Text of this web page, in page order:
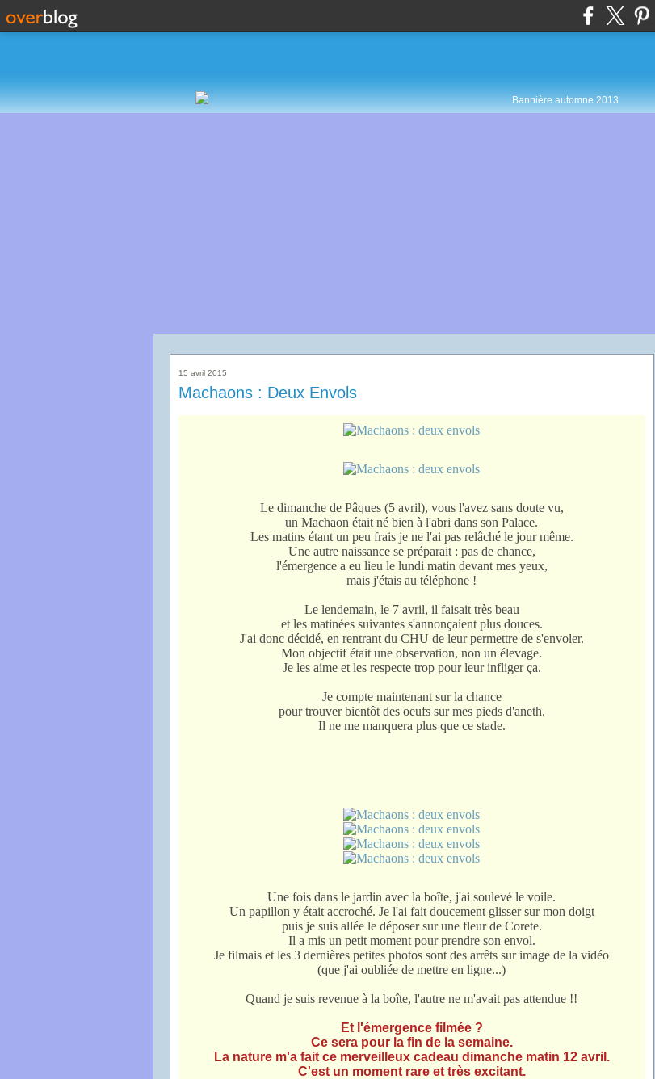
15 avril 2015
Machaons : Deux Envols
Le dimanche de Pâques (5 avril), vous l'avez sans doute vu,
un Machaon était né bien à l'abri dans son Palace.
Les matins étant un peu frais je ne l'ai pas relâché le jour même.
Une autre naissance se préparait : pas de chance,
l'émergence a eu lieu le lundi matin devant mes yeux,
mais j'étais au téléphone !
Le lendemain, le 7 avril, il faisait très beau
et les matinées suivantes s'annonçaient plus douces.
J'ai donc décidé, en rentrant du CHU de leur permettre de s'envoler.
Mon objectif était une observation, non un élevage.
Je les aime et les respecte trop pour leur infliger ça.
Je compte maintenant sur la chance
pour trouver bientôt des oeufs sur mes pieds d'aneth.
Il ne me manquera plus que ce stade.
Une fois dans le jardin avec la boîte, j'ai soulevé le voile.
Un papillon y était accroché. Je l'ai fait doucement glisser sur mon doigt
puis je suis allée le déposer sur une fleur de Corete.
Il a mis un petit moment pour prendre son envol.
Je filmais et les 3 dernières petites photos sont des arrêts sur image de la vidéo
(que j'ai oubliée de mettre en ligne...)
Quand je suis revenue à la boîte, l'autre ne m'avait pas attendue !!
Et l'émergence filmée ?
Ce sera pour la fin de la semaine.
La nature m'a fait ce merveilleux cadeau dimanche matin 12 avril.
C'est un moment rare et très excitant.